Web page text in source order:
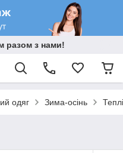
разом з нами!
одяг Зима-осінь